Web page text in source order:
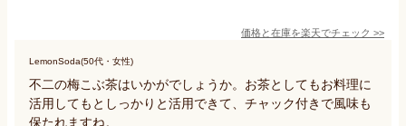
価格と在庫を楽天でチェック >>
LemonSoda(50代・女性)
不二の梅こぶ茶はいかがでしょうか。お茶としてもお料理に
活用してもとしっかりと活用できて、チャック付きで風味も
保たれますね。